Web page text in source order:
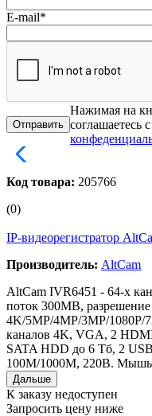
E-mail*
Нажимая на
соглашаетесь с
Код товара: 205766
(0)
IP-видеорегистратор
Производитель: AltCam
AltCam IVR6451 - 64-х
поток 300MB, разрешение
4K/5MP/4MP/3MP/1080P/
каналов 4K, VGA, 2
SATA HDD до 6 Тб, 2
100M/1000M, 220В. Мышь
Дальше
К заказу недоступен
Запросить цену ниже